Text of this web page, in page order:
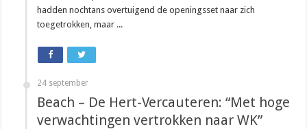
hadden nochtans overtuigend de openingsset naar zich
toegetrokken, maar ...
24 september
Beach – De Hert-Vercauteren: “Met hoge
verwachtingen vertrokken naar WK”